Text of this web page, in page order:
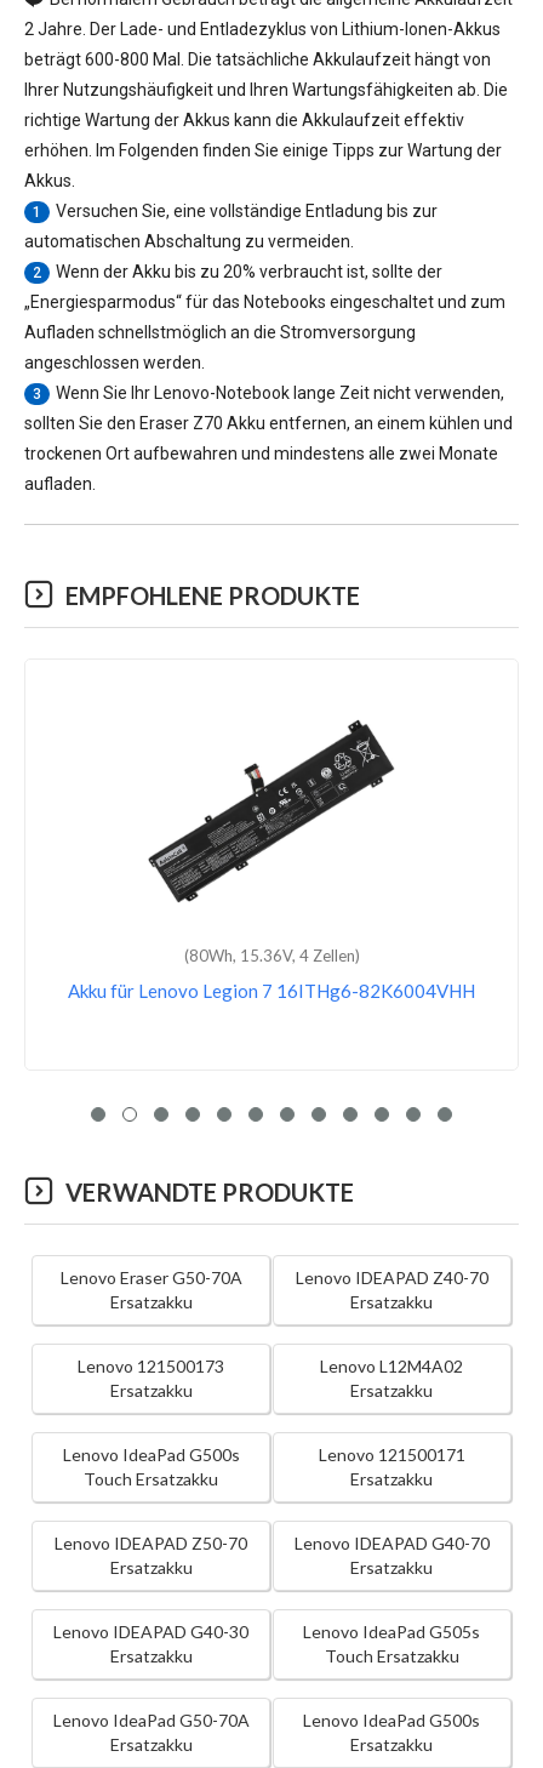
2 Jahre. Der Lade- und Entladezyklus von Lithium-Ionen-Akkus
beträgt 600-800 Mal. Die tatsächliche Akkulaufzeit hängt von
Ihrer Nutzungshäufigkeit und Ihren Wartungsfähigkeiten ab. Die
richtige Wartung der Akkus kann die Akkulaufzeit effektiv
erhöhen. Im Folgenden finden Sie einige Tipps zur Wartung der
Akkus.
1
Versuchen Sie, eine vollständige Entladung bis zur
automatischen Abschaltung zu vermeiden.
2
Wenn der Akku bis zu 20% verbraucht ist, sollte der
„Energiesparmodus“ für das Notebooks eingeschaltet und zum
Aufladen schnellstmöglich an die Stromversorgung
angeschlossen werden.
3
Wenn Sie Ihr Lenovo-Notebook lange Zeit nicht verwenden,
sollten Sie den Eraser Z70 Akku entfernen, an einem kühlen und
trockenen Ort aufbewahren und mindestens alle zwei Monate
aufladen.
EMPFOHLENE PRODUKTE
(80Wh, 15.36V, 4 Zellen)
Akku für Lenovo ThinkPad P1 Gen 2-20QT0070MN
VERWANDTE PRODUKTE
Lenovo Eraser G50-70A
Ersatzakku
Lenovo IDEAPAD Z40-70
Ersatzakku
Lenovo 121500173
Ersatzakku
Lenovo L12M4A02
Ersatzakku
Lenovo IdeaPad G500s
Touch Ersatzakku
Lenovo 121500171
Ersatzakku
Lenovo IDEAPAD Z50-70
Ersatzakku
Lenovo IDEAPAD G40-70
Ersatzakku
Lenovo IDEAPAD G40-30
Ersatzakku
Lenovo IdeaPad G505s
Touch Ersatzakku
Lenovo IdeaPad G50-70A
Ersatzakku
Lenovo IdeaPad G500s
Ersatzakku